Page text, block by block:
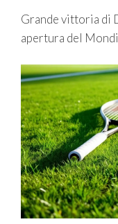
Grande vittoria di
apertura del